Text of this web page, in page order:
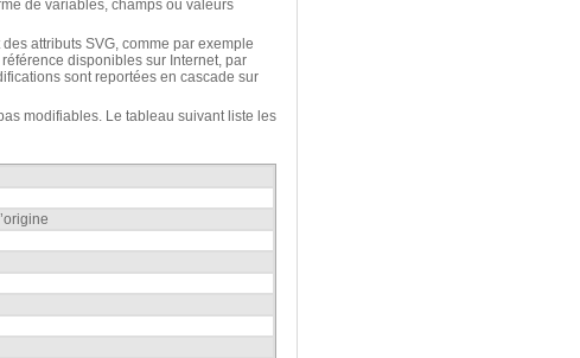
de variables, champs ou valeurs
attributs SVG, comme par exemple
disponibles sur Internet, par
sont reportées en cascade sur
modifiables. Le tableau suivant liste les